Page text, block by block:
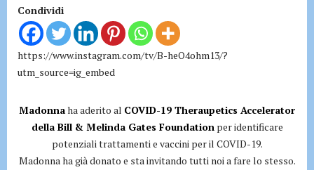
t
o
n
Condividi
https://www.instagram.com/tv/B-heO4ohm13/?
utm_source=ig_embed
Madonnaha aderito al COVID-19 Theraupetics Accelerator
della Bill & Melinda Gates Foundationper identificare
potenziali trattamenti e vaccini per il COVID-19.
Madonna ha già donato e sta invitando tutti noi a fare lo stesso.